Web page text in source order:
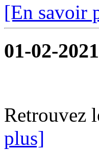
[En savoir
01-02-2021
Retrouvez
plus]